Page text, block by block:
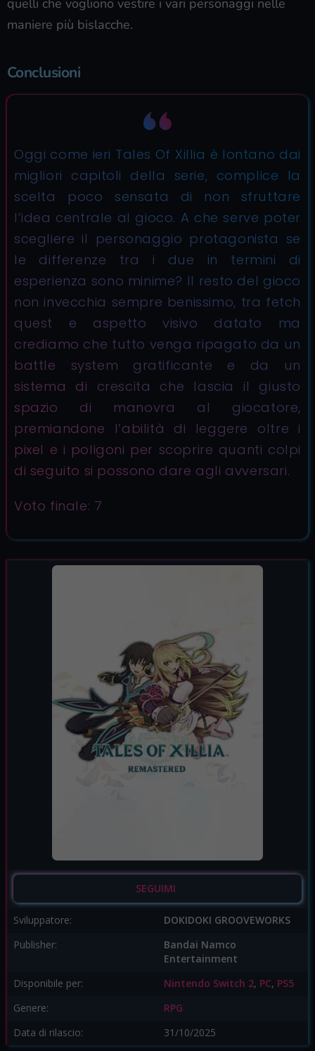
quelli che vogliono vestire i vari personaggi nelle
maniere più bislacche.
Conclusioni
Oggi come ieri Tales Of Xillia è lontano dai
migliori capitoli della serie, complice la
scelta poco sensata di non sfruttare
l’idea centrale al gioco. A che serve poter
scegliere il personaggio protagonista se
le differenze tra i due in termini di
esperienza sono minime? Il resto del gioco
non invecchia sempre benissimo, tra fetch
quest e aspetto visivo datato ma
crediamo che tutto venga ripagato da un
battle system gratificante e da un
sistema di crescita che lascia il giusto
spazio di manovra al giocatore,
premiandone l’abilità di leggere oltre i
pixel e i poligoni per scoprire quanti colpi
di seguito si possono dare agli avversari.
Voto finale: 7
SEGUIMI
Sviluppatore:
DOKIDOKI GROOVEWORKS
Publisher:
Bandai Namco
Entertainment
Disponibile per:
Nintendo Switch 2, PC, PS5
Genere:
RPG
Data di rilascio:
31/10/2025